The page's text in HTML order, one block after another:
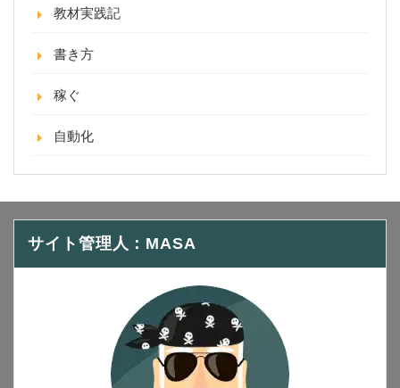
教材実践記
書き方
稼ぐ
自動化
サイト管理人：MASA